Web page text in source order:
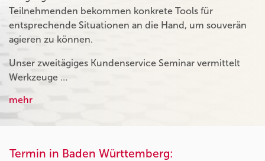
Teilnehmenden bekommen konkrete Tools für
entsprechende Situationen an die Hand, um souverän
agieren zu können.
Unser zweitägiges Kundenservice Seminar vermittelt
Werkzeuge …
mehr
Termin in Baden Württemberg: